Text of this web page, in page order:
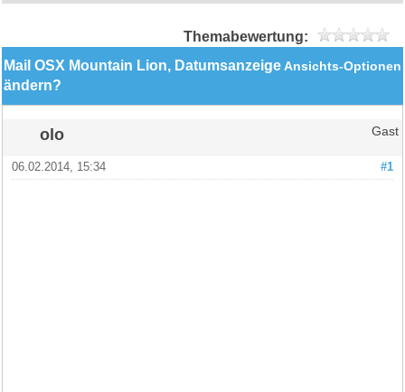
Themabewertung:
Ansichts-Optionen
Mail OSX Mountain Lion, Datumsanzeige
ändern?
olo Gast
#1
06.02.2014, 15:34